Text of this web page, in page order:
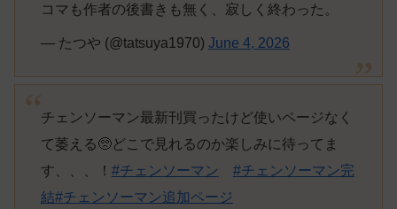
コマも作者の後書きも無く、寂しく終わった。
— たつや (@tatsuya1970) June 4, 2026
チェンソーマン最新刊買ったけど使いページなく
て萎える🥺どこで見れるのか楽しみに待ってま
す、、、！ #チェンソーマン
#チェンソーマン完
結#チェンソーマン追加ページ